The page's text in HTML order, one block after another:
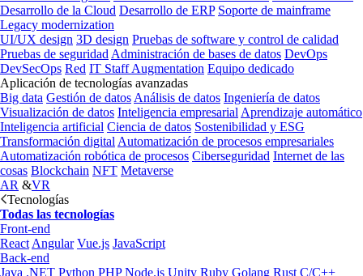
Desarrollo de la Cloud Desarrollo de ERP Soporte de mainframe
Legacy modernization
UI/UX design 3D design Pruebas de software y control de calidad
Pruebas de seguridad Administración de bases de datos DevOps
DevSecOps Red IT Staff Augmentation Equipo dedicado
Aplicación de tecnologías avanzadas
Big data Gestión de datos Análisis de datos Ingeniería de datos
Visualización de datos Inteligencia empresarial Aprendizaje automático
Inteligencia artificial Ciencia de datos Sostenibilidad y ESG
Transformación digital Automatización de procesos empresariales
Automatización robótica de procesos Ciberseguridad Internet de las
cosas Blockchain NFT Metaverse
AR &VR
Tecnologías
Todas las tecnologías
Front-end
React Angular Vue.js JavaScript
Back-end
Java .NET Python PHP Node.js Unity Ruby Golang Rust C/C++